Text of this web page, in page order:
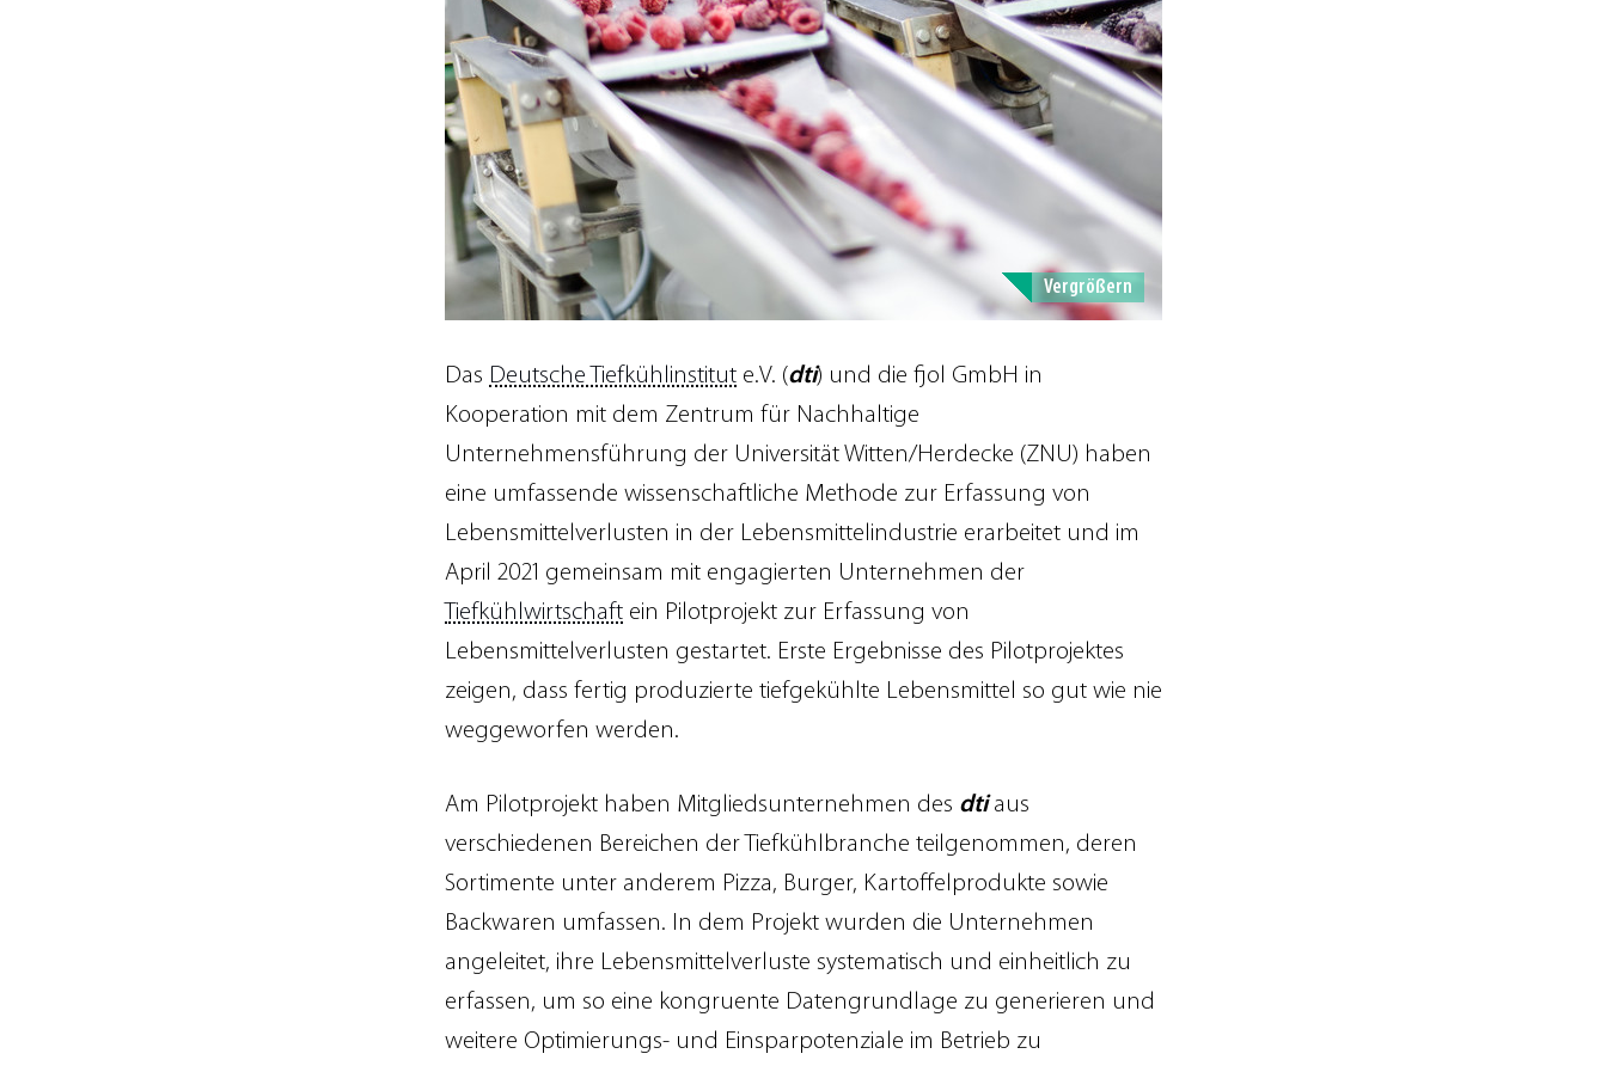
Vergrößern
Das Deutsche Tiefkühlinstitut e.V. (dti) und die fjol GmbH in
Kooperation mit dem Zentrum für Nachhaltige
Unternehmensführung der Universität Witten/Herdecke (ZNU) haben
eine umfassende wissenschaftliche Methode zur Erfassung von
Lebensmittelverlusten in der Lebensmittelindustrie erarbeitet und im
April 2021 gemeinsam mit engagierten Unternehmen der
Tiefkühlwirtschaft ein Pilotprojekt zur Erfassung von
Lebensmittelverlusten gestartet. Erste Ergebnisse des Pilotprojektes
zeigen, dass fertig produzierte tiefgekühlte Lebensmittel so gut wie nie
weggeworfen werden.
Am Pilotprojekt haben Mitgliedsunternehmen des dtiaus
verschiedenen Bereichen der Tiefkühlbranche teilgenommen, deren
Sortimente unter anderem Pizza, Burger, Kartoffelprodukte sowie
Backwaren umfassen. In dem Projekt wurden die Unternehmen
angeleitet, ihre Lebensmittelverluste systematisch und einheitlich zu
erfassen, um so eine kongruente Datengrundlage zu generieren und
weitere Optimierungs- und Einsparpotenziale im Betrieb zu